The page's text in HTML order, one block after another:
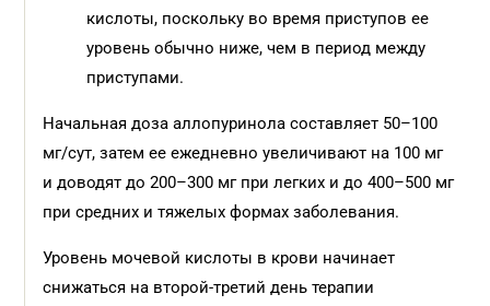
кислоты, поскольку во время приступов ее
уровень обычно ниже, чем в период между
приступами.
Начальная доза аллопуринола составляет 50–100
мг/сут, затем ее ежедневно увеличивают на 100 мг
и доводят до 200–300 мг при легких и до 400–500 мг
при средних и тяжелых формах заболевания.
Уровень мочевой кислоты в крови начинает
снижаться на второй-третий день терапии